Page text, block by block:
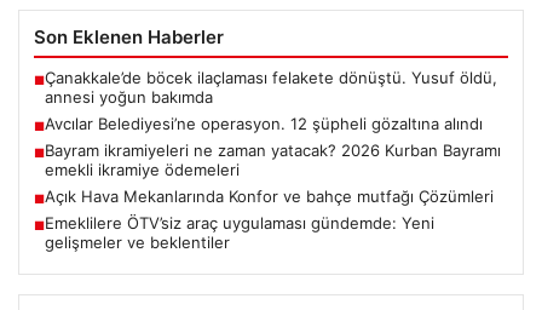
Son Eklenen Haberler
■Çanakkale’de böcek ilaçlaması felakete dönüştü. Yusuf öldü,
annesi yoğun bakımda
■Avcılar Belediyesi’ne operasyon. 12 şüpheli gözaltına alındı
■Bayram ikramiyeleri ne zaman yatacak? 2026 Kurban Bayramı
emekli ikramiye ödemeleri
■Açık Hava Mekanlarında Konfor ve bahçe mutfağı Çözümleri
■Emeklilere ÖTV’siz araç uygulaması gündemde: Yeni
gelişmeler ve beklentiler